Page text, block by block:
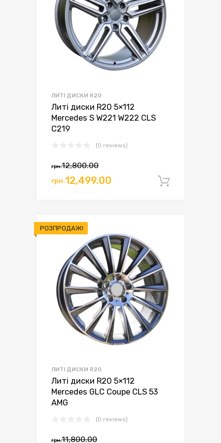
ЛИТІ ДИСКИ R20
Литі диски R20 5×112
Mercedes S W221 W222 CLS
C219
(0 reviews)
грн.12,800.00
Оригінальна
грн.12,499.00
РОЗПРОДАЖ!
ЛИТІ ДИСКИ R20
Литі диски R20 5×112
Mercedes GLC Coupe CLS 53
AMG
(0 reviews)
грн.11,800.00